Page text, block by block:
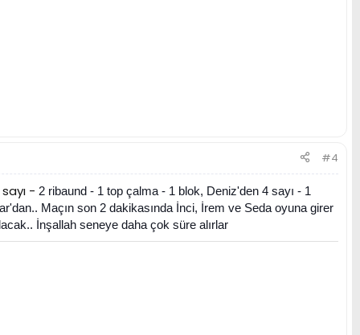
#4
- 2 ribaund - 1 top çalma - 1 blok, Deniz'den 4 sayı - 1
Maçın son 2 dakikasında İnci, İrem ve Seda oyuna girer
İnşallah seneye daha çok süre alırlar